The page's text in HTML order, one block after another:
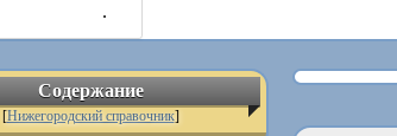
.
Содержание
[Нижегородский справочник]